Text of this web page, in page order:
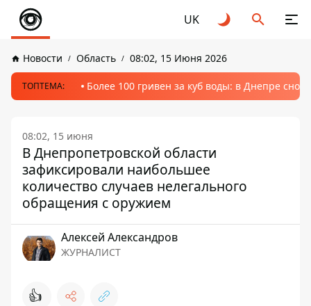
UK
Новости Область 08:02, 15 Июня 2026
ТОПТЕМА: Более 100 гривен за куб воды: в Днепре
08:02, 15 июня
В Днепропетровской области
зафиксировали наибольшее
количество случаев нелегального
обращения с оружием
Алексей Александров
ЖУРНАЛИСТ
👍